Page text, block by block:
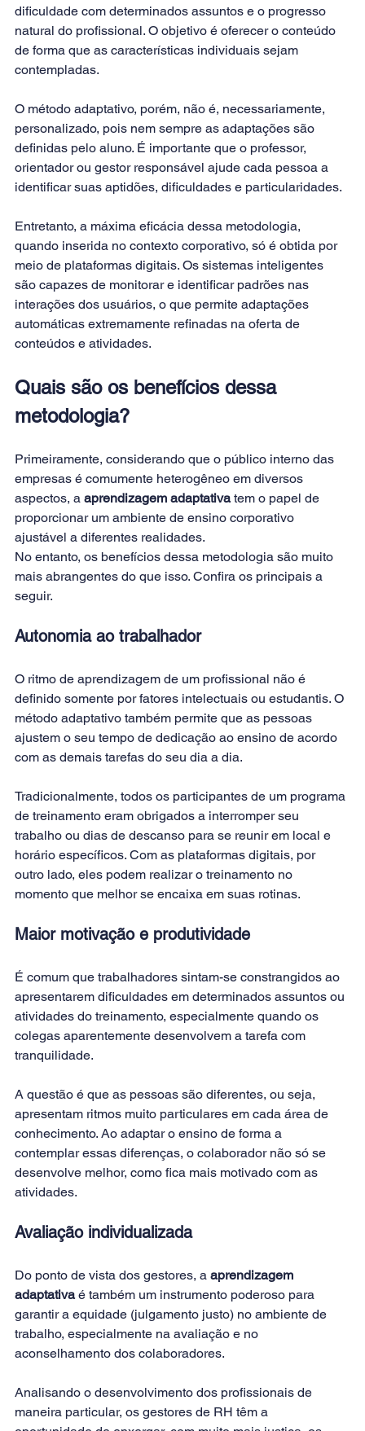
dificuldade com determinados assuntos e o progresso
natural do profissional. O objetivo é oferecer o conteúdo
de forma que as características individuais sejam
contempladas.
O método adaptativo, porém, não é, necessariamente,
personalizado, pois nem sempre as adaptações são
definidas pelo aluno. É importante que o professor,
orientador ou gestor responsável ajude cada pessoa a
identificar suas aptidões, dificuldades e particularidades.
Entretanto, a máxima eficácia dessa metodologia,
quando inserida no contexto corporativo, só é obtida por
meio de plataformas digitais. Os sistemas inteligentes
são capazes de monitorar e identificar padrões nas
interações dos usuários, o que permite adaptações
automáticas extremamente refinadas na oferta de
conteúdos e atividades.
Quais são os benefícios dessa
metodologia?
Primeiramente, considerando que o público interno das
empresas é comumente heterogêneo em diversos
aspectos, a aprendizagem adaptativa tem o papel de
proporcionar um ambiente de ensino corporativo
ajustável a diferentes realidades.
No entanto, os benefícios dessa metodologia são muito
mais abrangentes do que isso. Confira os principais a
seguir.
Autonomia ao trabalhador
O ritmo de aprendizagem de um profissional não é
definido somente por fatores intelectuais ou estudantis. O
método adaptativo também permite que as pessoas
ajustem o seu tempo de dedicação ao ensino de acordo
com as demais tarefas do seu dia a dia.
Tradicionalmente, todos os participantes de um programa
de treinamento eram obrigados a interromper seu
trabalho ou dias de descanso para se reunir em local e
horário específicos. Com as plataformas digitais, por
outro lado, eles podem realizar o treinamento no
momento que melhor se encaixa em suas rotinas.
Maior motivação e produtividade
É comum que trabalhadores sintam-se constrangidos ao
apresentarem dificuldades em determinados assuntos ou
atividades do treinamento, especialmente quando os
colegas aparentemente desenvolvem a tarefa com
tranquilidade.
A questão é que as pessoas são diferentes, ou seja,
apresentam ritmos muito particulares em cada área de
conhecimento. Ao adaptar o ensino de forma a
contemplar essas diferenças, o colaborador não só se
desenvolve melhor, como fica mais motivado com as
atividades.
Avaliação individualizada
Do ponto de vista dos gestores, a aprendizagem
adaptativa é também um instrumento poderoso para
garantir a equidade (julgamento justo) no ambiente de
trabalho, especialmente na avaliação e no
aconselhamento dos colaboradores.
Analisando o desenvolvimento dos profissionais de
maneira particular, os gestores de RH têm a